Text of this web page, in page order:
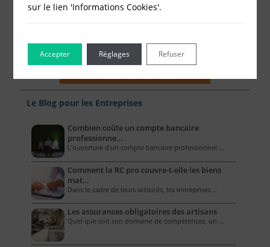
Le Blog pour les Entreprises
Combien coûte un compte bancaire
professionne…
L’ouverture d’un compte bancaire professionnel …
Comment la RC pro couvre-t-elle les biens
mat…
Dans le cadre de leurs activités, les entreprises …
Les assurances obligatoires des artisans
Quel que soit son domaine de compétences, un …
sur le lien 'Informations Cookies'.
Accepter Refuser
Réglages